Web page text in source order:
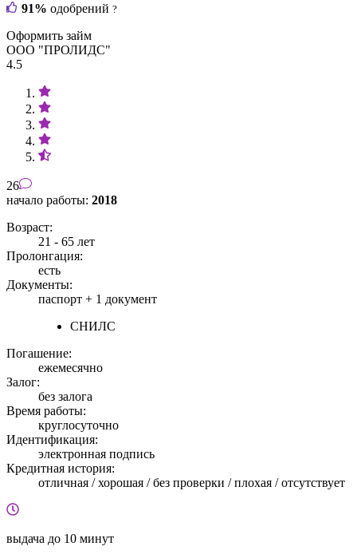
91% одобрений ?
Оформить займ
ООО "ПРОЛИДС"
4.5
26
начало работы: 2018
Возраст:
21 - 65 лет
Пролонгация:
есть
Документы:
паспорт + 1 документ
СНИЛС
Погашение:
ежемесячно
Залог:
без залога
Время работы:
круглосуточно
Идентификация:
электронная подпись
Кредитная история:
отличная / хорошая / без проверки / плохая / отсутствует
выдача до 10 минут